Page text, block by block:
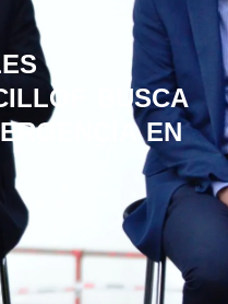
BUSCA
EN